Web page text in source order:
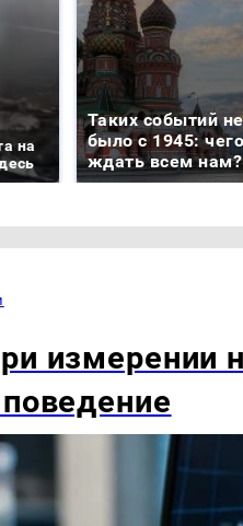
на
Таких событий не
было с 1945:
ждать всем нам?
измерении